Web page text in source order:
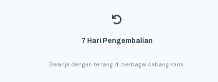
7 Hari Pengembalian
Belanja dengan tenang di berbagai cabang kami.